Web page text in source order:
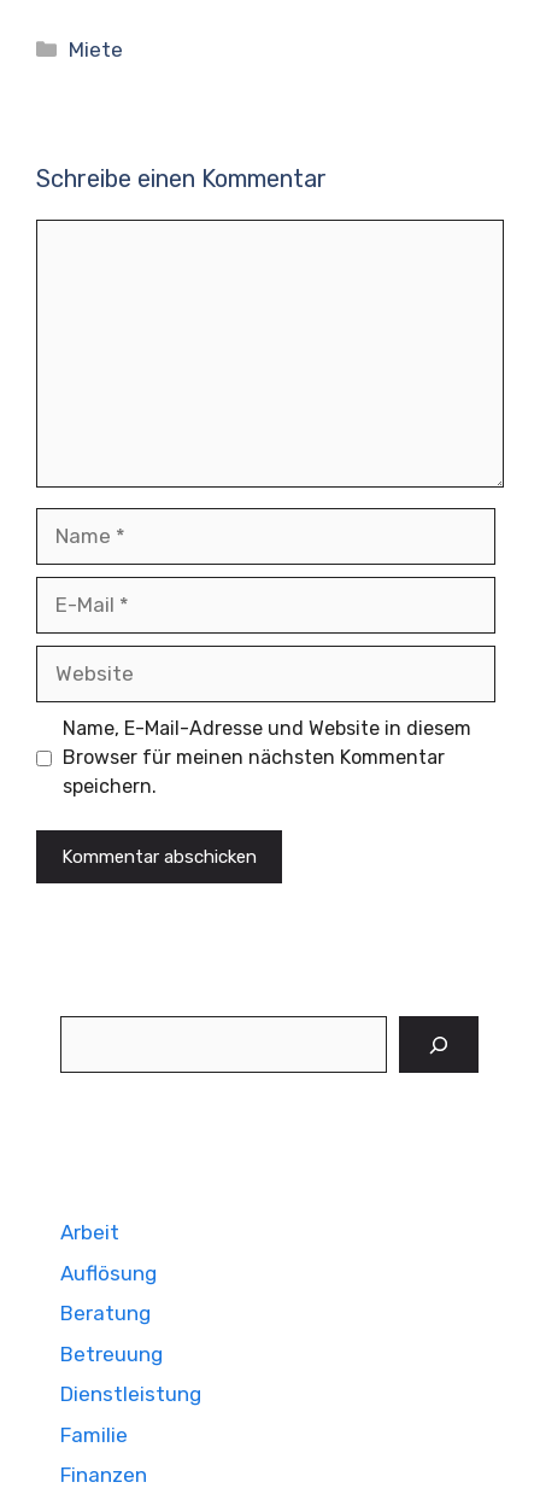
Kategorien
Miete
Schreibe einen Kommentar
Name, E-Mail-Adresse und Website in diesem
Browser für meinen nächsten Kommentar
speichern.
Arbeit
Auflösung
Beratung
Betreuung
Dienstleistung
Familie
Finanzen